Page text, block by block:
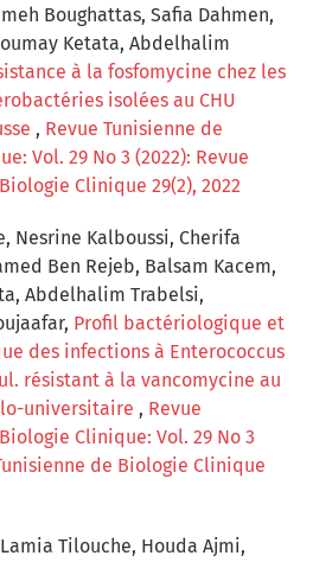
Boughattas, Safia Dahmen,
Ketata, Abdelhalim
à la fosfomycine chez les
isolées au CHU
, Revue Tunisienne de
Vol. 29 No 3 (2022): Revue
Clinique 29(2), 2022
Nesrine Kalboussi, Cherifa
Ben Rejeb, Balsam Kacem,
Abdelhalim Trabelsi,
Profil bactériologique et
des infections à Enterococcus
résistant à la vancomycine au
universitaire , Revue
Clinique: Vol. 29 No 3
de Biologie Clinique
Tilouche, Houda Ajmi,